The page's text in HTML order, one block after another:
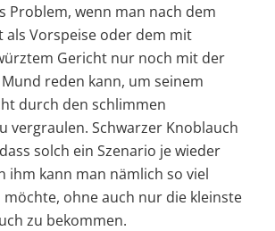
Problem, wenn man nach dem
als Vorspeise oder dem mit
Gericht nur noch mit der
reden kann, um seinem
durch den schlimmen
vergraulen. Schwarzer Knoblauch
solch ein Szenario je wieder
ihm kann man nämlich so viel
möchte, ohne auch nur die kleinste
zu bekommen.